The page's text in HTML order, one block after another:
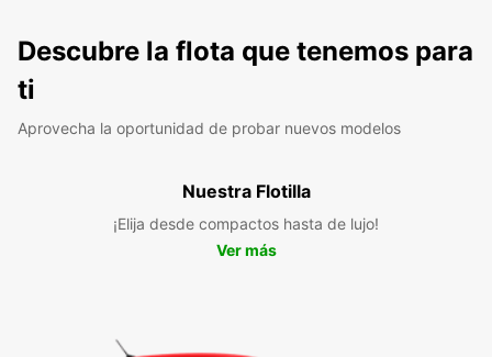
Descubre la flota que tenemos para
ti
Aprovecha la oportunidad de probar nuevos modelos
Nuestra Flotilla
¡Elija desde compactos hasta de lujo!
Ver más